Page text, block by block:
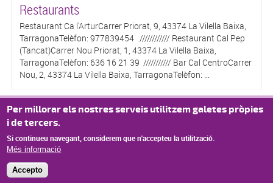
Restaurants
Restaurant Ca l'ArturCarrer Priorat, 9, 43374 La Vilella Baixa,
TarragonaTelèfon: 977839454 //////////// Restaurant Cal Pep
(Tancat)Carrer Nou Priorat, 1, 43374 La Vilella Baixa,
TarragonaTelèfon: 636 16 21 39 /////////// Bar Cal CentroCarrer
Nou, 2, 43374 La Vilella Baixa, TarragonaTelèfon: ...
Allotjament
Per millorar els nostres serveis utilitzem galetes pròpies
i de tercers.
Si continueu navegant, considerem que n'accepteu la utilització.
Més informació
Accepto